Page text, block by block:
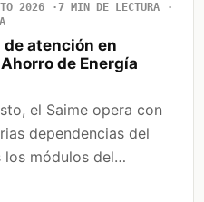
2026
7 MIN DE LECTURA
atención en
de Energía
el Saime opera con
dependencias del
los módulos del…